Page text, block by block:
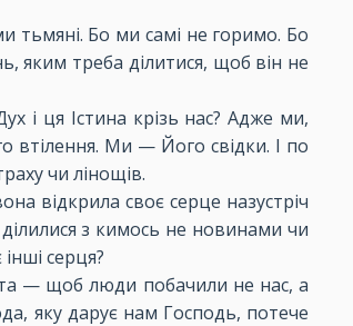
тьмяні. Бо ми самі не горимо. Бо
яким треба ділитися, щоб він не
і ця Істина крізь нас? Адже ми,
втілення. Ми — Його свідки. І по
чи лінощів.
відкрила своє серце назустріч
з кимось не новинами чи
серця?
— щоб люди побачили не нас, а
яку дарує нам Господь, потече